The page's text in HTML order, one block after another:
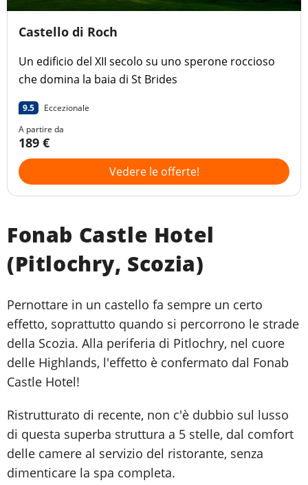
Castello di Roch
Un edificio del XII secolo su uno sperone roccioso
che domina la baia di St Brides
9.5
Eccezionale
A partire da
189 €
Vedere le offerte!
Fonab Castle Hotel
(Pitlochry, Scozia)
Pernottare in un castello fa sempre un certo
effetto, soprattutto quando si percorrono le strade
della Scozia. Alla periferia di Pitlochry, nel cuore
delle Highlands, l'effetto è confermato dal Fonab
Castle Hotel!
Ristrutturato di recente, non c'è dubbio sul lusso
di questa superba struttura a 5 stelle, dal comfort
delle camere al servizio del ristorante, senza
dimenticare la spa completa.